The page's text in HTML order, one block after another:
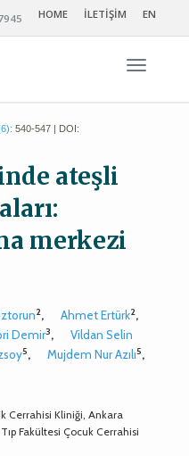
HOME İLETİŞİM EN
540-547 | DOI:
ateşli
merkezi
2, Ahmet Ertürk2,
Demir3,
Vildan Selin
5, Mujdem Nur Azılı5,
Cerrahisi Kliniği, Ankara
Fakültesi Çocuk Cerrahisi